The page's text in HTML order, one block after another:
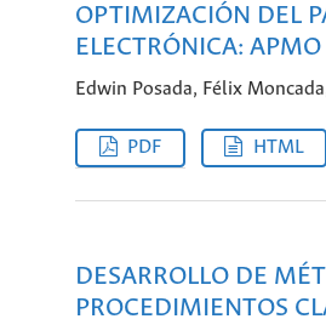
OPTIMIZACIÓN DEL
ELECTRÓNICA: APMO
Edwin Posada, Félix
PDF HTML
DESARROLLO DE
PROCEDIMIENTOS